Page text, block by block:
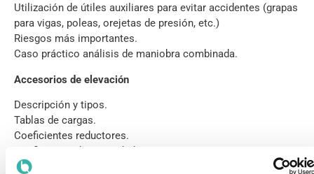
Utilización de útiles auxiliares para evitar accidentes (grapas
para vigas, poleas, orejetas de presión, etc.)
Riesgos más importantes.
Caso práctico análisis de maniobra combinada.
Accesorios de elevación
Descripción y tipos.
Tablas de cargas.
Coeficientes reductores.
Coeficientes de seguridad.
Técnicas de trabajo.